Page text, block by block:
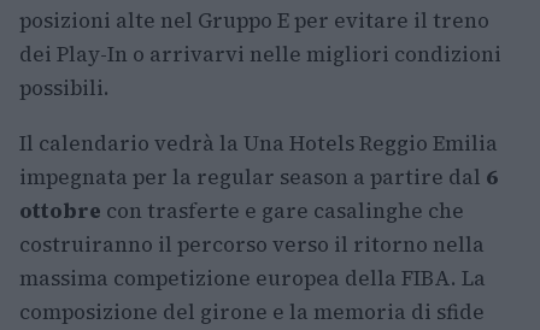
posizioni alte nel Gruppo E per evitare il treno
dei Play-In o arrivarvi nelle migliori condizioni
possibili.
Il calendario vedrà la Una Hotels Reggio Emilia
impegnata per la regular season a partire dal 6
ottobre con trasferte e gare casalinghe che
costruiranno il percorso verso il ritorno nella
massima competizione europea della FIBA. La
composizione del girone e la memoria di sfide